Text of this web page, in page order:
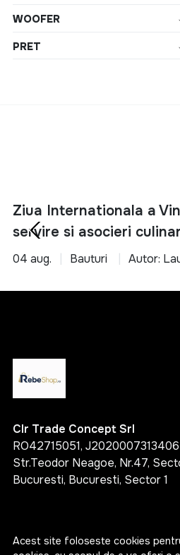
67 mm
127 mm
14.8 mm
162 mm
26 mm
280 mm
45 mm
6.6 mm
750 mm
98 mm
WOOFER
PRET
Acest site foloseste cookies
Ziua Internationala a
servire si asocieri
04 aug. Bauturi Autor:
Clr Trade Concept Srl
RO42715051, J2020007313406
Str.Teodor Neagoe, Nr.47,
Bucuresti, Bucuresti, Sector 1